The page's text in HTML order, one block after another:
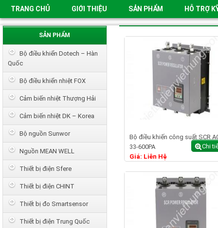
TRANG CHỦ GIỚI THIỆU SẢN PHẨM HỖ TRỢ
Bộ điều khiến công suất SCR
33-600PA
Giá: Liên Hệ
Chi
SẢN PHẨM
Bộ điều khiển Dotech – Hàn
Quốc
Bộ điều khiển nhiệt FOX
Cảm biến nhiệt Thượng Hải
Cảm biến nhiệt DK – Korea
Bộ nguồn Sunwor
Nguồn MEAN WELL
Thiết bị điện Sfere
Thiết bị điện CHINT
Thiết bị đo Smartsensor
Thiết bị điện Trung Quốc